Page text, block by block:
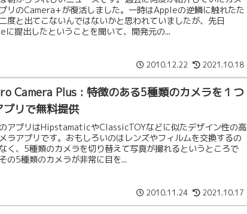
リのCamera+が復活しました。一時はAppleの逆鱗に触れたた
度と出てこないんではないかと思われていましたが、先日
に提出したということを聞いて、開発元の...
2010.12.22 2021.10.18
Camera Plus : 特徴のある5種類のカメラを１つ
プリで無料提供
アプリはHipstamaticやClassicTOYなどに似たデザイン性の高
ラアプリです。おもしろいのはレンズやフィルムを交換するの
く、5種類のカメラを切り替えて写真が撮れるというところで
の5種類のカメラが非常に目を...
2010.11.24 2021.10.17